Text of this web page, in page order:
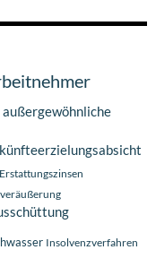
außergewöhnliche
Erstattungszinsen
Insolvenzverfahren